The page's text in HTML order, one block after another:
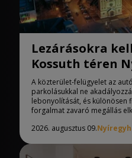
Lezárásokra
Kossuth téren
A közterület-felügyelet az
parkolásukkal ne
lebonyolítását, és különösen
forgalmat zavaró megállás
2026. augusztus 09.